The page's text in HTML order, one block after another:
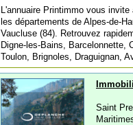
L'annuaire Printimmo vous
les départements de Alpes-de-
Vaucluse (84). Retrouvez
Digne-les-Bains, Barcelonnette,
Toulon, Brignoles, Draguignan,
Saint